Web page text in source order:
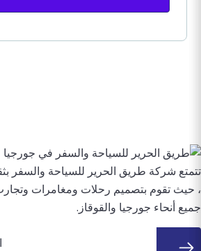
، حيث تقوم بتصميم رحلات ومغامرات
جميع أنحاء جورجيا والقوقاز.